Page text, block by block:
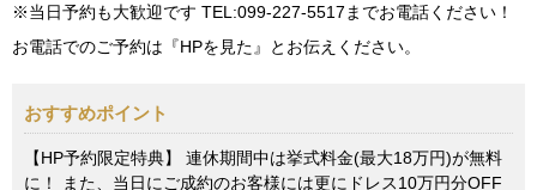
※当日予約も大歓迎です TEL:099-227-5517までお電話ください！
お電話でのご予約は『HPを見た』とお伝えください。
おすすめポイント
【HP予約限定特典】 連休期間中は挙式料金(最大18万円)が無料
に！ また、当日にご成約のお客様には更にドレス10万円分OFF